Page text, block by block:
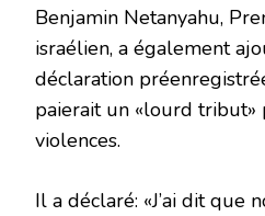
Benjamin Netanyahu,
israélien, a également
déclaration
paierait un «lourd tribut»
violences.
Il a déclaré: «J’ai dit que